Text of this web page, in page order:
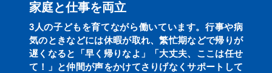
家庭と仕事を両立
3人の子どもを育てながら働いています。行事や病
気のときなどには休暇が取れ、繁忙期などで帰りが
遅くなると「早く帰りなよ」「大丈夫、ここは任せ
て！」と仲間が声をかけてさりげなくサポートして